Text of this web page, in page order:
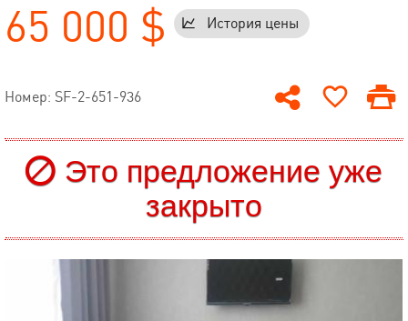
65 000 $ История цены
Номер: SF-2-651-936
Это предложение уже
закрыто